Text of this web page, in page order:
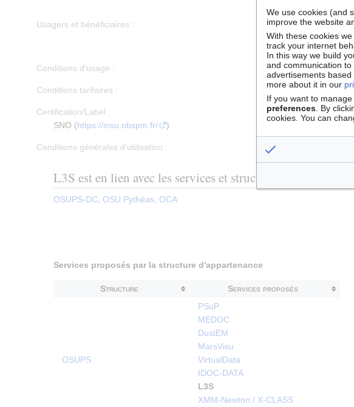
Usagers et bénéficiaires :
Conditions d'usage :
Conditions tarifaires :
Certification/Label :
SNO (https://insu.obspm.fr/ )
Conditions générales d'utilisation :
L3S est en lien avec les services et structures
OSUPS-DC OSU Pythéas OCA
Services proposés par la structure d'appartenance
Structure Services proposés
OSUPS
PSuP
MEDOC
DustEM
MarsVisu
VirtualData
IDOC-DATA
L3S
XMM-Newton / X-CLASS
We use cookies (and
improve the website
With these cookies
track your internet
In this way we build
and communication
advertisements
more about it in our
If you want to
preferences . By
cookies. You can